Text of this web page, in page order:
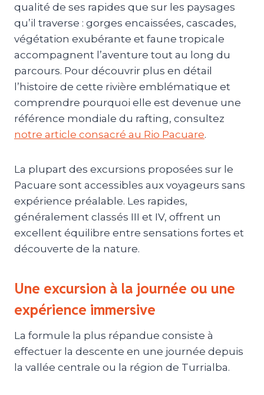
qualité de ses rapides que sur les paysages
qu’il traverse : gorges encaissées, cascades,
végétation exubérante et faune tropicale
accompagnent l’aventure tout au long du
parcours. Pour découvrir plus en détail
l’histoire de cette rivière emblématique et
comprendre pourquoi elle est devenue une
référence mondiale du rafting, consultez
notre article consacré au Rio Pacuare.
La plupart des excursions proposées sur le
Pacuare sont accessibles aux voyageurs sans
expérience préalable. Les rapides,
généralement classés III et IV, offrent un
excellent équilibre entre sensations fortes et
découverte de la nature.
Une excursion à la journée ou une
expérience immersive
La formule la plus répandue consiste à
effectuer la descente en une journée depuis
la vallée centrale ou la région de Turrialba.